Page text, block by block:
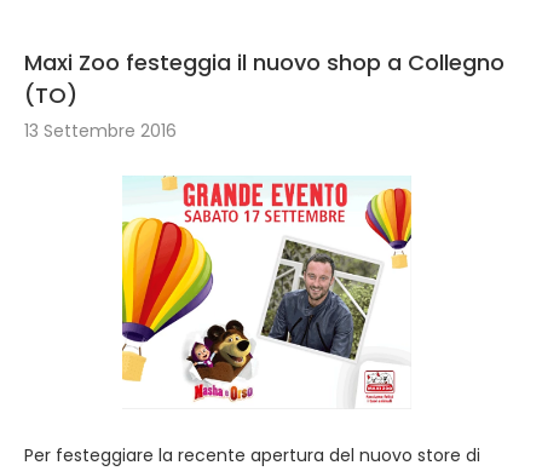
Maxi Zoo festeggia il nuovo shop a Collegno
(TO)
13 Settembre 2016
Per festeggiare la recente apertura del nuovo store di